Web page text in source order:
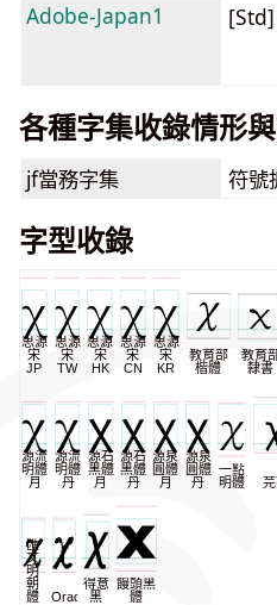
Adobe-Japan1
各種字集收錄情形
jf當務字集 符號
字型收錄
思源
宋
JP
思源
宋
TW
思源
宋
HK
思源
宋
CN
思源
宋
KR
教育部
楷體
教育
隸書
源流
明體
月
源流
明體
丹
源石
黑體
月
源石
黑體
丹
源泉
圓體
月
源泉
圓體
丹
一點
明體
匯
文
明
朝
體
Oradano
得意
黑
饅頭黑
體